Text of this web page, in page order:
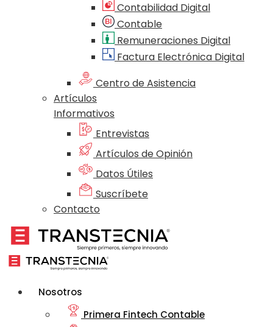
Contabilidad Digital
Contable
Remuneraciones Digital
Factura Electrónica Digital
Centro de Asistencia
Artículos
Informativos
Entrevistas
Artículos de Opinión
Datos Útiles
Suscríbete
Contacto
Nosotros
Primera Fintech Contable